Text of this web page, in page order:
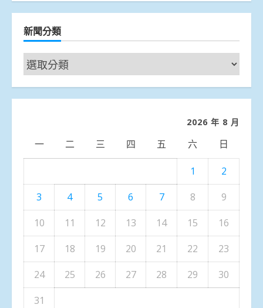
新聞分類
新
聞
分
2026 年 8 月
一 二 三 四 五 六 日
1
2
3
4 5 6 7 8
9
10
11 12 13 14 15
16
17
18 19 20 21 22
23
24
25 26 27 28 29
30
31